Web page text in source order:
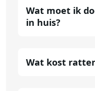
Wat moet ik
in huis?
Wat kost